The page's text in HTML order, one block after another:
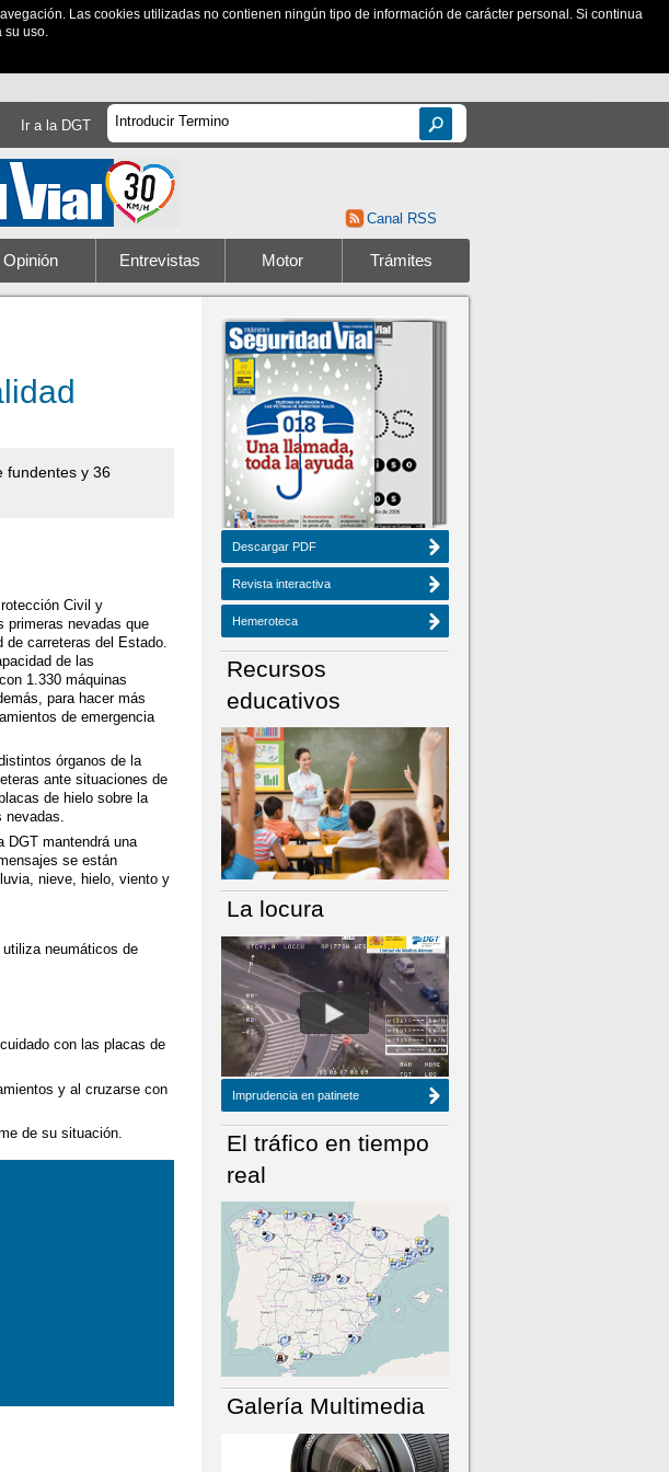
Las cookies utilizadas no contienen ningún tipo de información de carácter personal. Si continua
su uso.
Ir a la DGT
Canal RSS
Opinión Entrevistas Motor Trámites
fundentes y 36
Civil y
primeras nevadas que
carreteras del Estado.
de las
1.330 máquinas
para hacer más
de emergencia
órganos de la
ante situaciones de
de hielo sobre la
DGT mantendrá una
se están
nieve, hielo, viento y
neumáticos de
con las placas de
y al cruzarse con
de su situación.
NÚMERO ACTUAL HEMEROTECA
Descargar PDF
Revista interactiva
Hemeroteca
Recursos
educativos
La locura
Imprudencia en patinete
El tráfico en tiempo
real
Galería Multimedia